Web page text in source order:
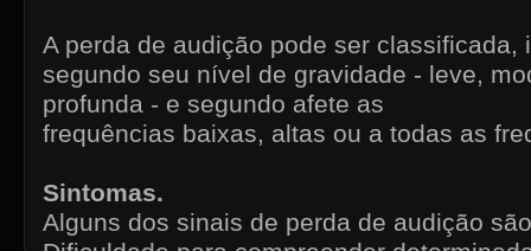
A perda de audição pode ser
segundo seu nível de gravidade - leve,
profunda - e segundo afete as
frequências baixas, altas ou a todas as
Sintomas.
Alguns dos sinais de perda de audição